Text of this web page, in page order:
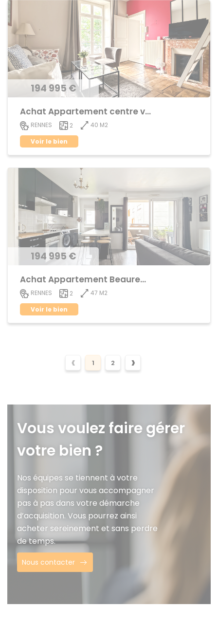
194 995 €
Achat Appartement centre ville
RENNES 2
40 M2
Voir le bien
194 995 €
Achat Appartement Beauregard
RENNES 2
47 M2
Voir le bien
‹ 1 2 ›
Vous voulez faire gérer
votre bien ?
Nos équipes se tiennent à votre
disposition pour vous accompagner
pas à pas dans votre démarche
d’acquisition. Vous pourrez ainsi
acheter sereinement et sans perdre
de temps.
Nous contacter